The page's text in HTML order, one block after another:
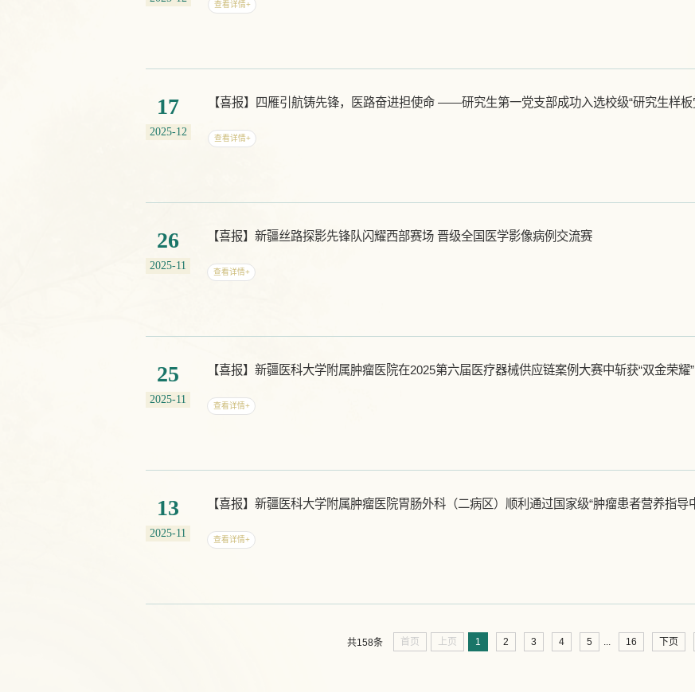
查看详情+
17
2025-12
查看详情+
26
2025-11
【喜报】新疆丝路探影先锋队闪耀西部赛场 晋级全国医学影像病例交流赛
查看详情+
25
2025-11
【喜报】新疆医科大学附属肿瘤医院在2025第六届医疗器械供应链案例大赛中斩获“双金荣耀”
查看详情+
13
2025-11
查看详情+
共158条 首页 上页 1 2 3 4 5 16 下页